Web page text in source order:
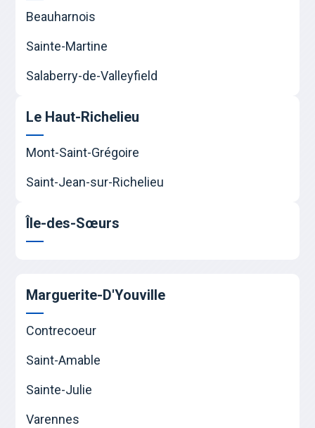
Beauharnois
Sainte-Martine
Salaberry-de-Valleyfield
Le Haut-Richelieu
Mont-Saint-Grégoire
Saint-Jean-sur-Richelieu
Île-des-Sœurs
Marguerite-D'Youville
Contrecoeur
Saint-Amable
Sainte-Julie
Varennes